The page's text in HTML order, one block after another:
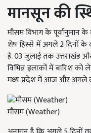
मानसून की
मौसम विभाग के पूर्वानुमान
शेष हिस्से में अगले 2 दिनों के
है. 03 जुलाई तक उत्तराखंड
विभिन्न इलाकों में बारिश
मध्य प्रदेश में आज और अगले दो
मौसम (Weather)